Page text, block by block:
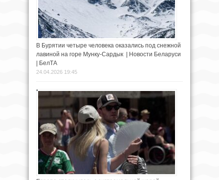
В Бурятии четыре человека оказались под снежной
лавиной на горе Мунку-Сардык | Новости Беларуси
| БелТА
24.04.2026 19:45